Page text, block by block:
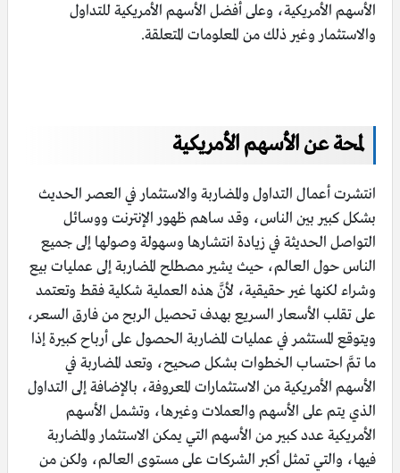
الأسهم الأمريكية، وعلى أفضل الأسهم الأمريكية للتداول
والاستثمار وغير ذلك من المعلومات المتعلقة.
لمحة عن الأسهم الأمريكية
انتشرت أعمال التداول والمضاربة والاستثمار في العصر الحديث
بشكل كبير بين الناس، وقد ساهم ظهور الإنترنت ووسائل
التواصل الحديثة في زيادة انتشارها وسهولة وصولها إلى جميع
الناس حول العالم، حيث يشير مصطلح المضاربة إلى عمليات بيع
وشراء لكنها غير حقيقية، لأنَّ هذه العملية شكلية فقط وتعتمد
على تقلب الأسعار السريع بهدف تحصيل الربح من فارق السعر،
ويتوقع المستثمر في عمليات المضاربة الحصول على أرباح كبيرة إذا
ما تمَّ احتساب الخطوات بشكل صحيح، وتعد المضاربة في
الأسهم الأمريكية من الاستثمارات المعروفة، بالإضافة إلى التداول
الذي يتم على الأسهم والعملات وغيرها، وتشمل الأسهم
الأمريكية عدد كبير من الأسهم التي يمكن الاستثمار والمضاربة
فيها، والتي تمثل أكبر الشركات على مستوى العالم، ولكن من